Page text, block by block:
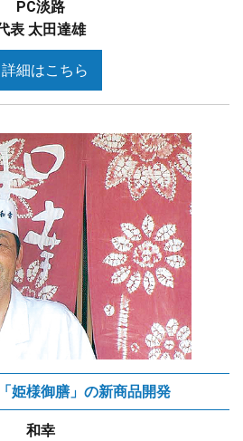
PC淡路
表 太田達雄
詳細はこちら
姫様御膳」の新商品開発
和幸